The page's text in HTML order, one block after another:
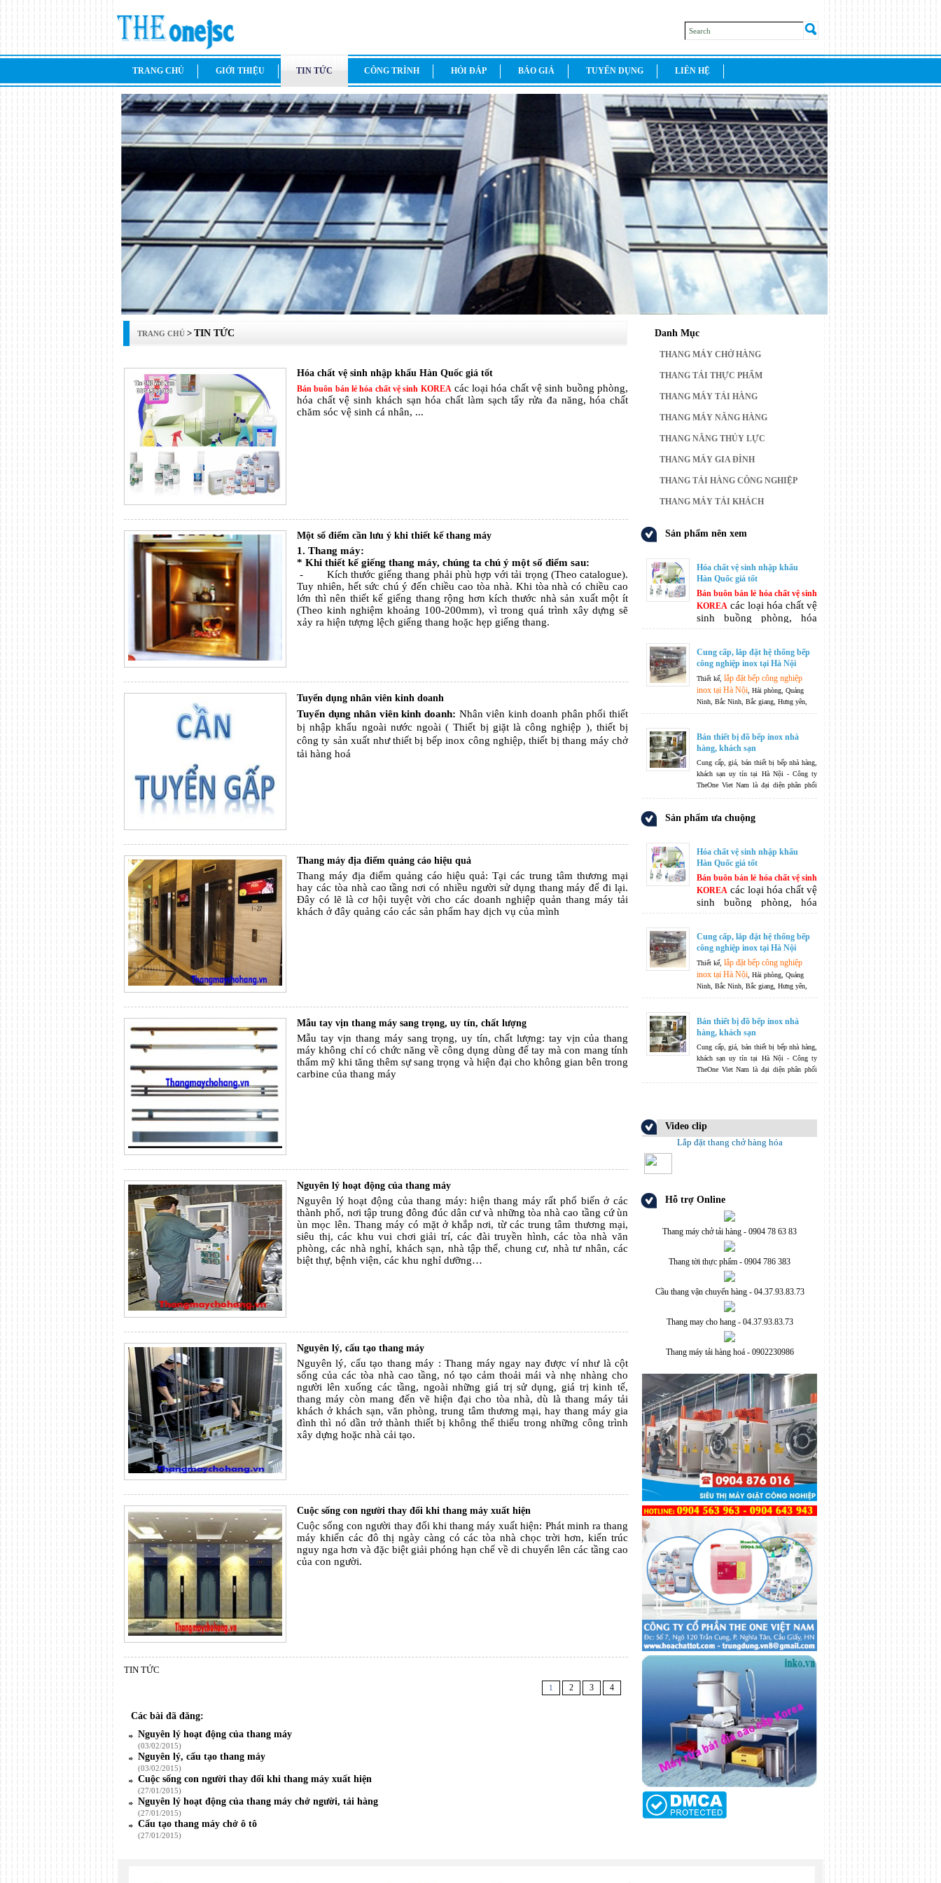
TRANG CHỦ GIỚI THIỆU TIN TỨC CÔNG TRÌNH HỎI ĐÁP BÁO GIÁ TUYỂN DỤNG LIÊN HỆ
TRANG CHỦ > TIN TỨC
Hóa chất vệ sinh nhập khẩu Hàn Quốc giá tốt
Bán buôn bán lẻ hóa chất vệ sinh KOREA các loại hóa chất vệ sinh buồng phòng,
hóa chất vệ sinh khách sạn hóa chất làm sạch tẩy rửa đa năng, hóa chất
chăm sóc vệ sinh cá nhân, ...
Một số điểm cần lưu ý khi thiết kế thang máy
1. Thang máy:
* Khi thiết kế giếng thang máy, chúng ta chú ý một số điểm sau:
- Kích thước giếng thang phải phù hợp với tải trọng (Theo catalogue).
Tuy nhiên, hết sức chú ý đến chiều cao tòa nhà. Khi tòa nhà có chiều cao
lớn thì nên thiết kế giếng thang rộng hơn kích thước nhà sản xuất một ít
(Theo kinh nghiệm khoảng 100-200mm), vì trong quá trình xây dựng sẽ
xảy ra hiện tượng lệch giếng thang hoặc hẹp giếng thang.
Tuyển dụng nhân viên kinh doanh
Tuyển dụng nhân viên kinh doanh: Nhân viên kinh doanh phân phối thiết
bị nhập khẩu ngoài nước ngoài( Thiết bị giặt là công nghiệp ), thiết bị
công ty sản xuất như thiết bị bếp inox công nghiệp, thiết bị thang máy chở
tải hàng hoá
Thang máy địa điểm quảng cáo hiệu quả
Thang máy địa điểm quảng cáo hiệu quả: Tại các trung tâm thương mại
hay các tòa nhà cao tầng nơi có nhiều người sử dụng thang máy để đi lại.
Đây có lẽ là cơ hội tuyệt vời cho các doanh nghiệp quản thang máy tải
khách ở đây quảng cáo các sản phẩm hay dịch vụ của mình
Mẫu tay vịn thang máy sang trọng, uy tín, chất lượng
Mẫu tay vịn thang máy sang trọng, uy tín, chất lượng: tay vịn của thang
máy không chỉ có chức năng về công dụng dùng để tay mà con mang tính
thẩm mỹ khi tăng thêm sự sang trọng và hiện đại cho không gian bên trong
carbine của thang máy
Nguyên lý hoạt động của thang máy
Nguyên lý hoạt động của thang máy: hiện thang máy rất phổ biến ở các
thành phố, nơi tập trung đông đúc dân cư và những tòa nhà cao tầng cứ ùn
ùn mọc lên. Thang máy có mặt ở khắp nơi, từ các trung tâm thương mại,
siêu thị, các khu vui chơi giải trí, các đài truyền hình, các tòa nhà văn
phòng, các nhà nghỉ, khách sạn, nhà tập thể, chung cư, nhà tư nhân, các
biệt thự, bệnh viện, các khu nghỉ dưỡng…
Nguyên lý, cấu tạo thang máy
Nguyên lý, cấu tạo thang máy : Thang máy ngay nay được ví như là cột
sống của các tòa nhà cao tầng, nó tạo cảm thoải mái và nhẹ nhàng cho
người lên xuống các tầng, ngoài những giá trị sử dụng, giá trị kinh tế,
thang máy còn mang đến vẽ hiện đại cho tòa nhà, dù là thang máy tải
khách ở khách sạn, văn phòng, trung tâm thương mại, hay thang máy gia
đình thì nó dần trở thành thiết bị không thế thiếu trong những công trình
xây dựng hoặc nhà cải tạo.
Cuộc sống con người thay đổi khi thang máy xuất hiện
Cuộc sống con người thay đổi khi thang máy xuất hiện: Phát minh ra thang
máy khiến các đô thị ngày càng có các tòa nhà chọc trời hơn, kiến trúc
nguy nga hơn và đặc biệt giải phóng hạn chế về di chuyển lên các tầng cao
của con người.
1 2 3 4
TIN TỨC
Các bài đã đăng:
Nguyên lý hoạt động của thang máy
(03/02/2015)
Nguyên lý, cấu tạo thang máy
(03/02/2015)
Cuộc sống con người thay đổi khi thang máy xuất hiện
(27/01/2015)
Nguyên lý hoạt động của thang máy chở người, tải hàng
(27/01/2015)
Cấu tạo thang máy chở ô tô
(27/01/2015)
Danh Mục
THANG MÁY CHỞ HÀNG
THANG TẢI THỰC PHẨM
THANG MÁY TẢI HÀNG
THANG MÁY NÂNG HÀNG
THANG NÂNG THỦY LỰC
THANG MÁY GIA ĐÌNH
THANG TẢI HÀNG CÔNG NGHIỆP
THANG MÁY TẢI KHÁCH
Sản phẩm nên xem
Hóa chất vệ sinh nhập khẩu
Hàn Quốc giá tốt
Bán buôn bán lẻ hóa chất vệ sinh
KOREA các loại hóa chất vệ
sinh buồng phòng, hóa
chất vệ sinh khách sạn hóa
năng, hóa chất chăm sóc
vệ sinh cá nhân, ...
Cung cấp, lắp đặt hệ thống bếp
công nghiệp inox tại Hà Nội
Thiết kế, lắp đặt bếp công nghiệp
inox tại Hà Nội , Hải phòng, Quảng
Ninh, Bắc Ninh, Bắc giang, Hưng yên,
Nam Định, thái Bình, Thanh Hoá, Nghệ
là phương châm của chúng tôi -
TheOneJsc không chỉ dừng lại ở việc sản
xuất và phân phối, TheOneJsc còn nhận
thiết kế hệ thống các thiết bịbếp công
nghiệp
theo nguyện vọng và yêu cầu của
Bán thiết bị đồ bếp inox nhà
hàng, khách sạn
Cung cấp, giá, bán thiết bị bếp nhà hàng,
khách sạn uy tín tại Hà Nội - Công ty
TheOne Viet Nam là đại diện phân phối
khách sạn từ nhiều nhà sản xuất uy tín
Sản phẩm ưa chuộng
Hóa chất vệ sinh nhập khẩu
Hàn Quốc giá tốt
Bán buôn bán lẻ hóa chất vệ sinh
KOREA các loại hóa chất vệ
sinh buồng phòng, hóa
chất vệ sinh khách sạn hóa
năng, hóa chất chăm sóc
vệ sinh cá nhân, ...
Cung cấp, lắp đặt hệ thống bếp
công nghiệp inox tại Hà Nội
Thiết kế, lắp đặt bếp công nghiệp
inox tại Hà Nội , Hải phòng, Quảng
Ninh, Bắc Ninh, Bắc giang, Hưng yên,
Nam Định, thái Bình, Thanh Hoá, Nghệ
là phương châm của chúng tôi -
TheOneJsc không chỉ dừng lại ở việc sản
xuất và phân phối, TheOneJsc còn nhận
thiết kế hệ thống các thiết bịbếp công
nghiệp
theo nguyện vọng và yêu cầu của
Bán thiết bị đồ bếp inox nhà
hàng, khách sạn
Cung cấp, giá, bán thiết bị bếp nhà hàng,
khách sạn uy tín tại Hà Nội - Công ty
TheOne Viet Nam là đại diện phân phối
Video clip
Lắp đặt thang chở hàng hóa
Hỗ trợ Online
Thang máy chở tải hàng - 0904 78 63 83
Thang tời thực phẩm - 0904 786 383
Cầu thang vận chuyển hàng - 04.37.93.83.73
Thang may cho hang - 04.37.93.83.73
Thang máy tải hàng hoá - 0902230986